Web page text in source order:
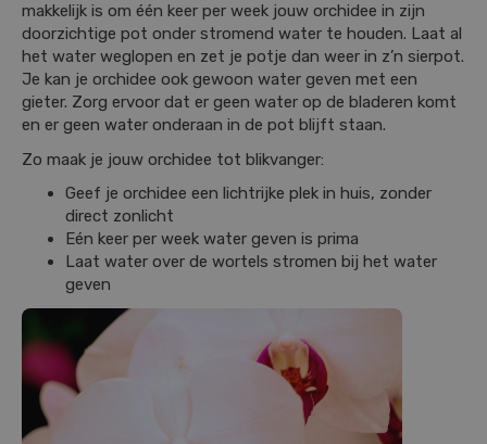
makkelijk is om één keer per week jouw orchidee in zijn
doorzichtige pot onder stromend water te houden. Laat al
het water weglopen en zet je potje dan weer in z’n sierpot.
Je kan je orchidee ook gewoon water geven met een
gieter. Zorg ervoor dat er geen water op de bladeren komt
en er geen water onderaan in de pot blijft staan.
Zo maak je jouw orchidee tot blikvanger:
Geef je orchidee een lichtrijke plek in huis, zonder
direct zonlicht
Eén keer per week water geven is prima
Laat water over de wortels stromen bij het water
geven